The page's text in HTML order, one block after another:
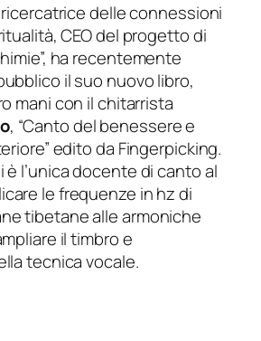
delle connessioni
CEO del progetto di
ha recentemente
il suo nuovo libro,
mani con il chitarrista
, “Canto del benessere e
edito da Fingerpicking.
è l’unica docente di canto al
le frequenze in hz di
tibetane alle armoniche
il timbro e
tecnica vocale.